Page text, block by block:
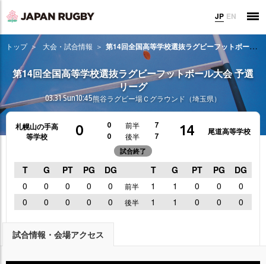
JP EN
トップ 大会・試合情報 第14回全国高等学校選抜ラグビーフットボール大会 予選リーグ
第14回全国高等学校選抜ラグビーフットボール大会 予選
リーグ
03.31 Sun10:45熊谷ラグビー場Ｃグラウンド（埼玉県）
札幌山の手高
等学校
0 0 前半
7
0
後半 7
試合終了
14 尾道高等学校
T G PT PG DG T G PT PG
DG
0
0 0 0 0 前半 1 1 0 0
0
0
0 0 0 0 後半 1 1 0 0 0
試合情報・会場アクセス